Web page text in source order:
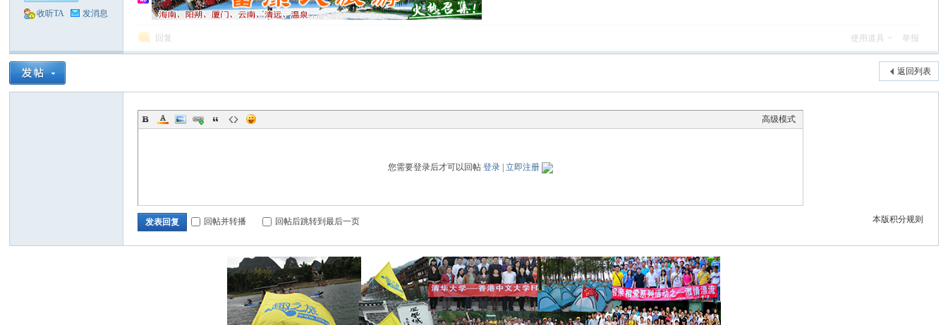
收听TA 发消息
回复 使用道具 举报
返回列表
高级模式
您需要登录后才可以回帖登录 |立即注册
本版积分规则
发表回复 回帖并转播 回帖后跳转到最后一页